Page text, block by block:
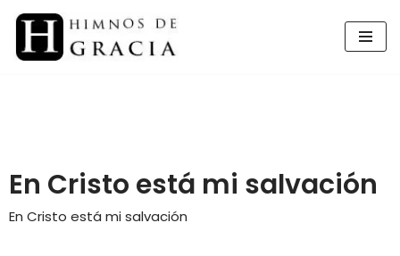
Saltar
En Cristo está mi salvación
En Cristo está mi salvación